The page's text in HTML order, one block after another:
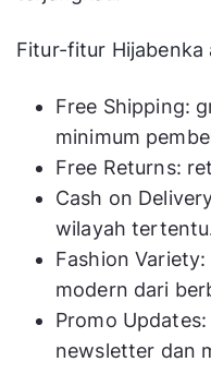
Fitur-fitur Hijabenka
Free Shipping:
minimum
Free Returns:
Cash on
wilayah
Fashion
modern dari
Promo
newsletter dan